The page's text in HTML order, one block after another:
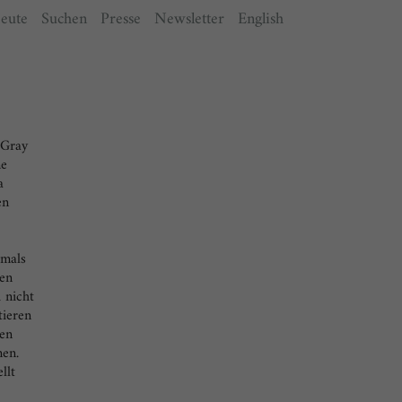
Suchen Presse Newsletter English
nicht